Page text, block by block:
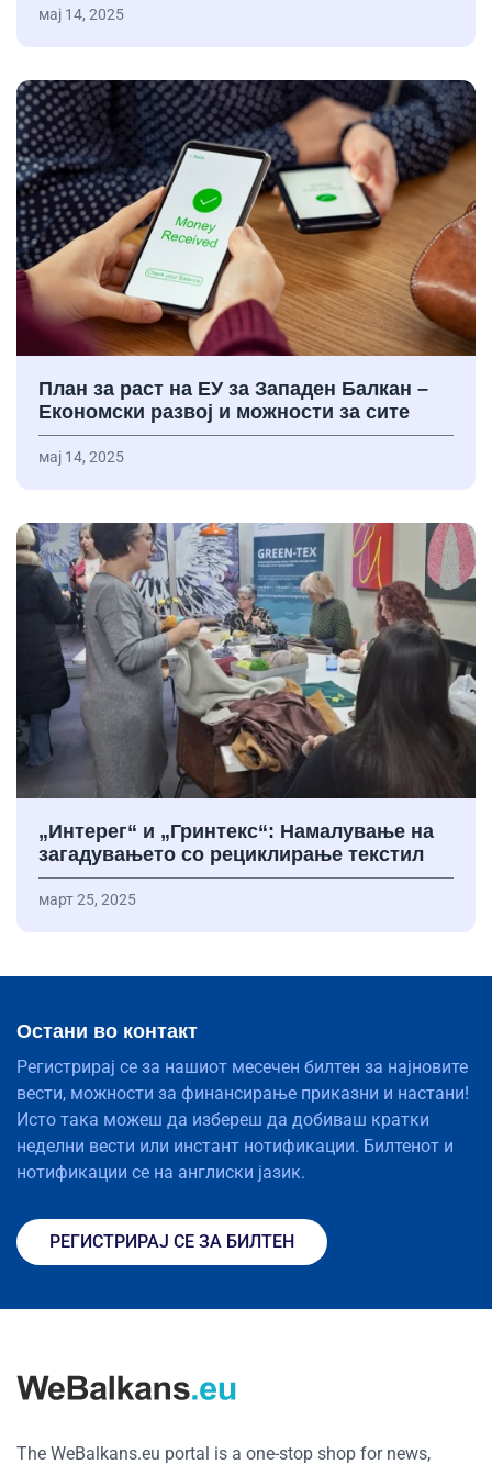
мај 14, 2025
План за раст на ЕУ за Западен Балкан –
Економски развој и можности за сите
мај 14, 2025
„Интерег“ и „Гринтекс“: Намалување на
загадувањето со рециклирање текстил
март 25, 2025
Остани во контакт
Регистрирај се за нашиот месечен билтен за најновите
вести, можности за финансирање приказни и настани!
Исто така можеш да избереш да добиваш кратки
неделни вести или инстант нотификации. Билтенот и
нотификации се на англиски јазик.
РЕГИСТРИРАЈ СЕ ЗА БИЛТЕН
The WeBalkans.eu portal is a one-stop shop for news,